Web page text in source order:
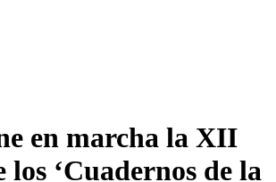
en marcha la XII
los ‘Cuadernos de la